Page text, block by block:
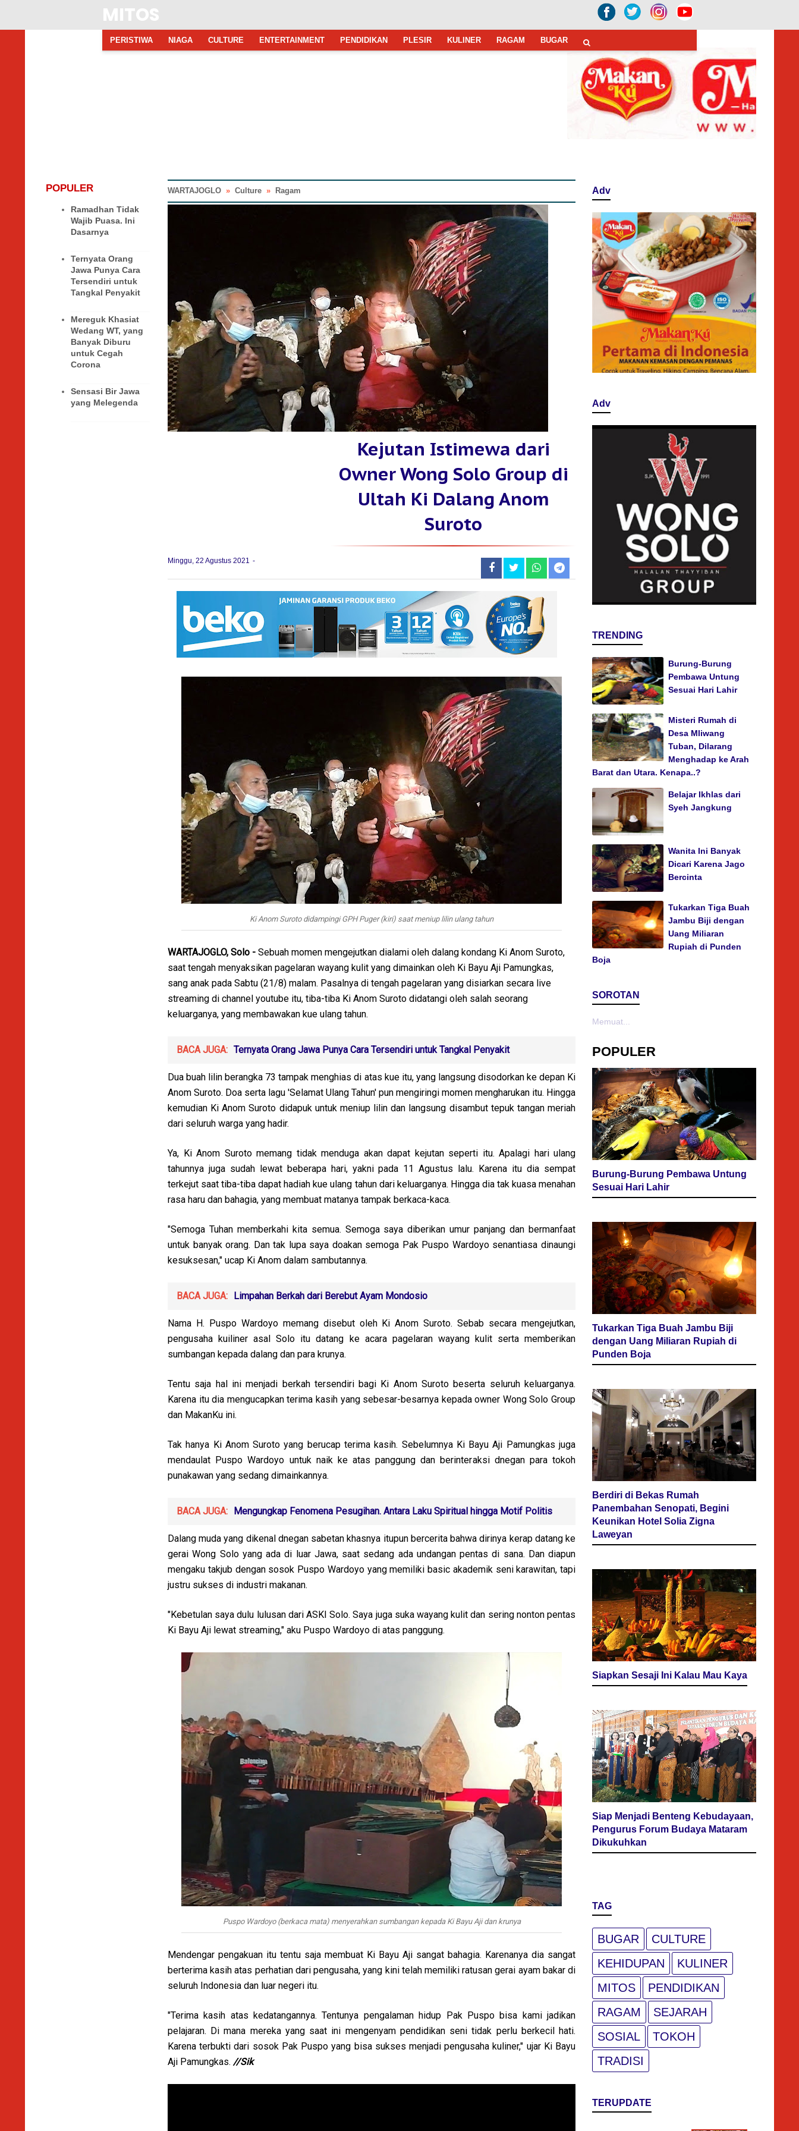
MITOS
PERISTIWA NIAGA CULTURE ENTERTAINMENT PENDIDIKAN PLESIR KULINER RAGAM BUGAR
POPULER
Ramadhan Tidak
Wajib Puasa. Ini
Dasarnya
Ternyata Orang
Jawa Punya Cara
Tersendiri untuk
Tangkal Penyakit
Mereguk Khasiat
Wedang WT, yang
Banyak Diburu
untuk Cegah
Corona
Sensasi Bir Jawa
yang Melegenda
WARTAJOGLO » Culture » Ragam
Kejutan Istimewa dari
Owner Wong Solo Group di
Ultah Ki Dalang Anom
Suroto
Minggu, 22 Agustus 2021
Ki Anom Suroto didampingi GPH Puger (kiri) saat meniup lilin ulang tahun
WARTAJOGLO, Solo - Sebuah momen mengejutkan dialami oleh dalang kondang Ki Anom Suroto,
saat tengah menyaksikan pagelaran wayang kulit yang dimainkan oleh Ki Bayu Aji Pamungkas,
sang anak pada Sabtu (21/8) malam. Pasalnya di tengah pagelaran yang disiarkan secara live
streaming di channel youtube itu, tiba-tiba Ki Anom Suroto didatangi oleh salah seorang
keluarganya, yang membawakan kue ulang tahun.
BACA JUGA: Ternyata Orang Jawa Punya Cara Tersendiri untuk Tangkal Penyakit
Dua buah lilin berangka 73 tampak menghias di atas kue itu, yang langsung disodorkan ke depan Ki
Anom Suroto. Doa serta lagu 'Selamat Ulang Tahun' pun mengiringi momen mengharukan itu. Hingga
kemudian Ki Anom Suroto didapuk untuk meniup lilin dan langsung disambut tepuk tangan meriah
dari seluruh warga yang hadir.
Ya, Ki Anom Suroto memang tidak menduga akan dapat kejutan seperti itu. Apalagi hari ulang
tahunnya juga sudah lewat beberapa hari, yakni pada 11 Agustus lalu. Karena itu dia sempat
terkejut saat tiba-tiba dapat hadiah kue ulang tahun dari keluarganya. Hingga dia tak kuasa menahan
rasa haru dan bahagia, yang membuat matanya tampak berkaca-kaca.
"Semoga Tuhan memberkahi kita semua. Semoga saya diberikan umur panjang dan bermanfaat
untuk banyak orang. Dan tak lupa saya doakan semoga Pak Puspo Wardoyo senantiasa dinaungi
kesuksesan," ucap Ki Anom dalam sambutannya.
BACA JUGA: Limpahan Berkah dari Berebut Ayam Mondosio
Nama H. Puspo Wardoyo memang disebut oleh Ki Anom Suroto. Sebab secara mengejutkan,
pengusaha kuiliner asal Solo itu datang ke acara pagelaran wayang kulit serta memberikan
sumbangan kepada dalang dan para krunya.
Tentu saja hal ini menjadi berkah tersendiri bagi Ki Anom Suroto beserta seluruh keluarganya.
Karena itu dia mengucapkan terima kasih yang sebesar-besarnya kepada owner Wong Solo Group
dan MakanKu ini.
Tak hanya Ki Anom Suroto yang berucap terima kasih. Sebelumnya Ki Bayu Aji Pamungkas juga
mendaulat Puspo Wardoyo untuk naik ke atas panggung dan berinteraksi dnegan para tokoh
punakawan yang sedang dimainkannya.
BACA JUGA: Mengungkap Fenomena Pesugihan. Antara Laku Spiritual hingga Motif Politis
Dalang muda yang dikenal dnegan sabetan khasnya itupun bercerita bahwa dirinya kerap datang ke
gerai Wong Solo yang ada di luar Jawa, saat sedang ada undangan pentas di sana. Dan diapun
mengaku takjub dengan sosok Puspo Wardoyo yang memiliki basic akademik seni karawitan, tapi
justru sukses di industri makanan.
"Kebetulan saya dulu lulusan dari ASKI Solo. Saya juga suka wayang kulit dan sering nonton pentas
Ki Bayu Aji lewat streaming," aku Puspo Wardoyo di atas panggung.
Puspo Wardoyo (berkaca mata) menyerahkan sumbangan kepada Ki Bayu Aji dan krunya
Mendengar pengakuan itu tentu saja membuat Ki Bayu Aji sangat bahagia. Karenanya dia sangat
berterima kasih atas perhatian dari pengusaha, yang kini telah memiliki ratusan gerai ayam bakar di
seluruh Indonesia dan luar negeri itu.
"Terima kasih atas kedatangannya. Tentunya pengalaman hidup Pak Puspo bisa kami jadikan
pelajaran. Di mana mereka yang saat ini mengenyam pendidikan seni tidak perlu berkecil hati.
Karena terbukti dari sosok Pak Puspo yang bisa sukses menjadi pengusaha kuliner," ujar Ki Bayu
Aji Pamungkas. //Sik
Adv
Adv
TRENDING
Burung-Burung
Pembawa Untung
Sesuai Hari Lahir
Misteri Rumah di
Desa Mliwang
Tuban, Dilarang
Menghadap ke Arah
Barat dan Utara. Kenapa..?
Belajar Ikhlas dari
Syeh Jangkung
Wanita Ini Banyak
Dicari Karena Jago
Bercinta
Tukarkan Tiga Buah
Jambu Biji dengan
Uang Miliaran
Rupiah di Punden
Boja
SOROTAN
Memuat...
POPULER
Burung-Burung Pembawa Untung
Sesuai Hari Lahir
Tukarkan Tiga Buah Jambu Biji
dengan Uang Miliaran Rupiah di
Punden Boja
Berdiri di Bekas Rumah
Panembahan Senopati, Begini
Keunikan Hotel Solia Zigna
Laweyan
Siapkan Sesaji Ini Kalau Mau Kaya
Siap Menjadi Benteng Kebudayaan,
Pengurus Forum Budaya Mataram
Dikukuhkan
TAG
BUGAR
CULTURE
KEHIDUPAN
KULINER
MITOS
PENDIDIKAN
RAGAM
SEJARAH
SOSIAL
TOKOH
TRADISI
TERUPDATE